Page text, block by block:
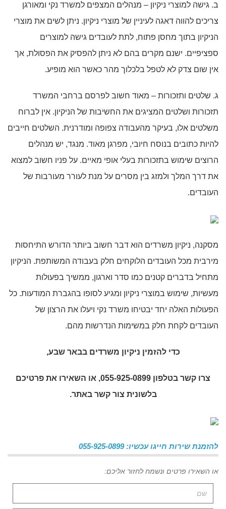
ב. גישה למוצרי ניקיון – מנהלים המצפים למשרד נקי ומאורגן
צריכים להווה דאגה לעיניין של מוצרי ניקיון. ניתן לשים את מוצרי
הניקיון בתוך מחסן פתוח, לתת לעובדים גישה למוצרים
ספציפיים. ישנם מקרים בהם לא ניתן להפסיק את הפסולת, אך
אין שום צדק לא לטפל בלכלוך מהר כאשר הוא מופיע.
ג. שלטים ותזכורות – מאוד חשוב לפרסם ברחבי המשרד
תזכורות ושלטים המציגים את החשיבות של הניקיון. אין לברוח
משלטים אלו, בעיקר מהעבודה צפופה ומודרנית. השלטים חייבים
להיות כתובים בנוסח חיובי, מפרגן מאוד. מנגד, יש מנהלים
הרוצים שימוש בתזכורות בעלי אופי מאיים. על פניו חשוב למצוא
את דרך המלך ולמזג בין מסרים על מנת לעורר מעורבות של
העובדים.
מסקנה, ניקיון משרדים הוא דבר חשוב ביותר הדורש התיחסות
מירבית מכל העובדים הלוקחים חלק בעבודה המשותפת. הניקיון
מתחיל בדברים קטנים כמו סדר וארגון, ממשיך בפעולות
מעשיות, שימוש במוצרי ניקיון ומגיע לסופו בהגברת המודעות. כל
הפעולות האלה יחד יבטיחו משרד נקי ויעלו את הרצון של
העובדים לקחת חלק במשימות הנדרשות מהם.
כדי להזמין ניקיון משרדים בבאר שבע,
צרו קשר בטלפון 055-925-0899, או השאירו את פרטיכם
בלשונית צור קשר באתר.
להזמנת שירות חייגו עכשיו: 055-925-0899
או השאירו פרטים ונשמח לחזור אליכם: